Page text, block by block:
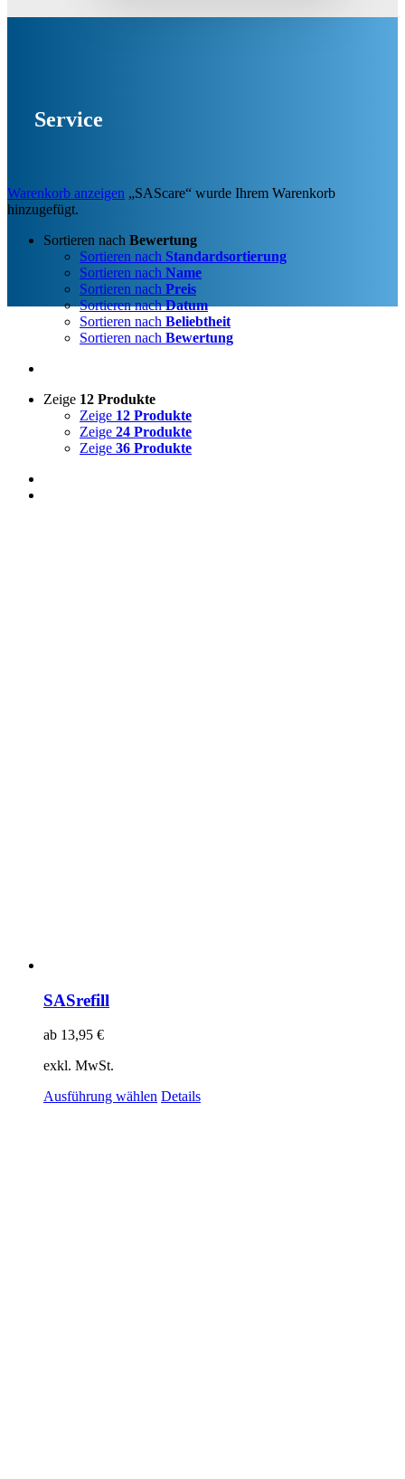
Service
Warenkorb anzeigen „SAScare“ wurde Ihrem Warenkorb
hinzugefügt.
Sortieren nach Bewertung
Sortieren nach Standardsortierung
Sortieren nach Name
Sortieren nach Preis
Sortieren nachDatum
Sortieren nach Beliebtheit
Sortieren nach Bewertung
Zeige 12 Produkte
Zeige 12 Produkte
Zeige 24 Produkte
Zeige 36 Produkte
SASrefill
ab 13,95 €
exkl. MwSt.
Ausführung wählen Details